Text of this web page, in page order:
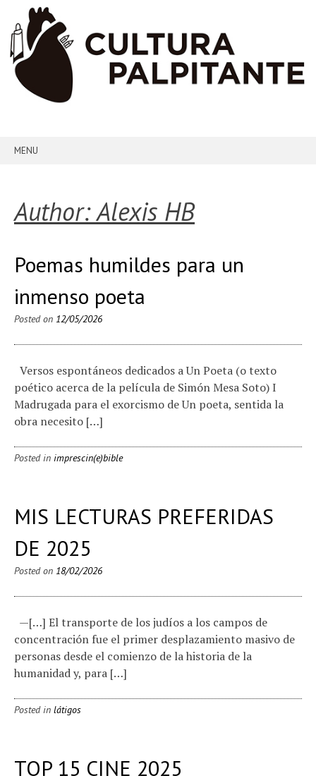
MENU
Author:Alexis HB
Poemas humildes para un
inmenso poeta
Posted on 12/05/2026
Versos espontáneos dedicados a Un Poeta (o texto
poético acerca de la película de Simón Mesa Soto) I
Madrugada para el exorcismo de Un poeta, sentida la
obra necesito […]
Posted in imprescin(e)bible
MIS LECTURAS PREFERIDAS
DE 2025
Posted on 18/02/2026
—[…] El transporte de los judíos a los campos de
concentración fue el primer desplazamiento masivo de
personas desde el comienzo de la historia de la
humanidad y, para […]
Posted in látigos
TOP 15 CINE 2025